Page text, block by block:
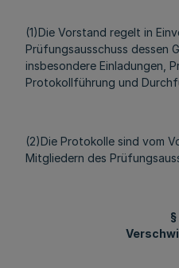
(1)Die Vorstand regelt in
Prüfungsausschuss dessen
insbesondere Einladungen,
Protokollführung und
(2)Die Protokolle sind vom
Mitgliedern des